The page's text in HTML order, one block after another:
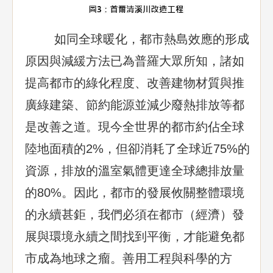
如同全球暖化，都市熱島效應的形成
原因與減緩方法已為普羅大眾所知，諸如
提高都市的綠化程度、改善建物材質與推
廣綠建築、節約能源並減少廢熱排放等都
是改善之道。現今全世界的都市約佔全球
陸地面積的2%，但卻消耗了全球近75%的
資源，排放的溫室氣體更達全球總排放量
的80%。因此，都市的發展攸關整體環境
的永續甚鉅，我們必須在都市（經濟）發
展與環境永續之間找到平衡，才能避免都
市成為地球之瘤。善用工程與科學的方